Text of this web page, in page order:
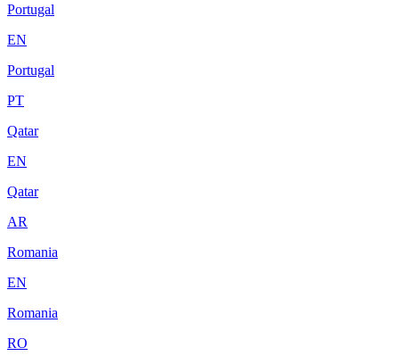
Portugal
EN
Portugal
PT
Qatar
EN
Qatar
AR
Romania
EN
Romania
RO